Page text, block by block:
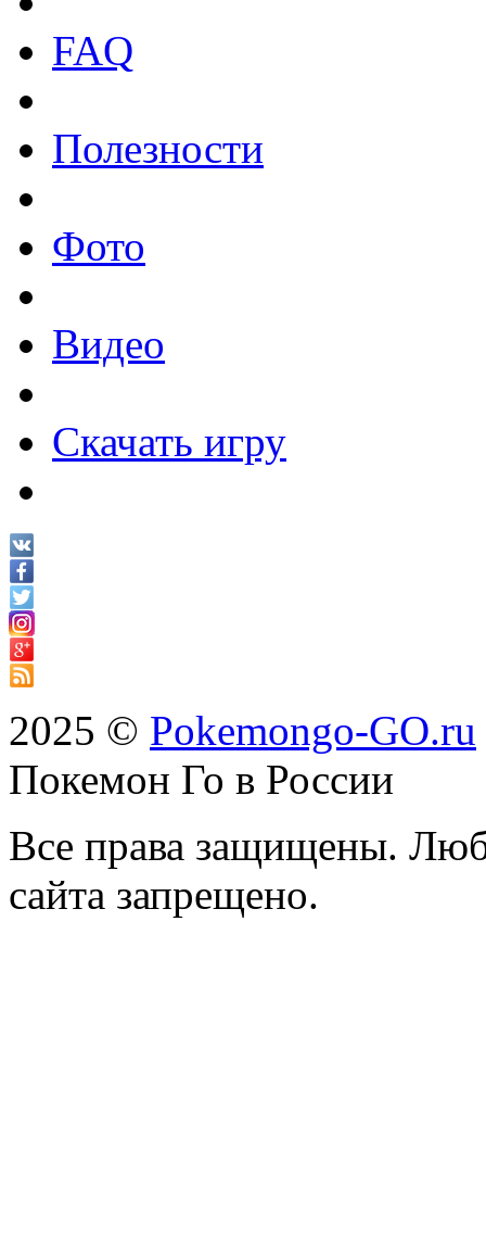
FAQ
Полезности
Фото
Видео
Скачать игру
2025 © Pokemongo-GO.ru
Покемон Го в России
Все права защищены.
сайта запрещено.